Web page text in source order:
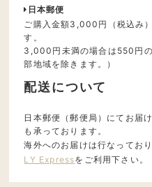
日本郵便
ご購入金額3,000円（税込み
す。
3,000円未満の場合は550円
部地域を除きます。）
配送について
日本郵便（郵便局）にてお届
も承っております。
海外へのお届けは行なってお
LY Expressをご利用下さい。